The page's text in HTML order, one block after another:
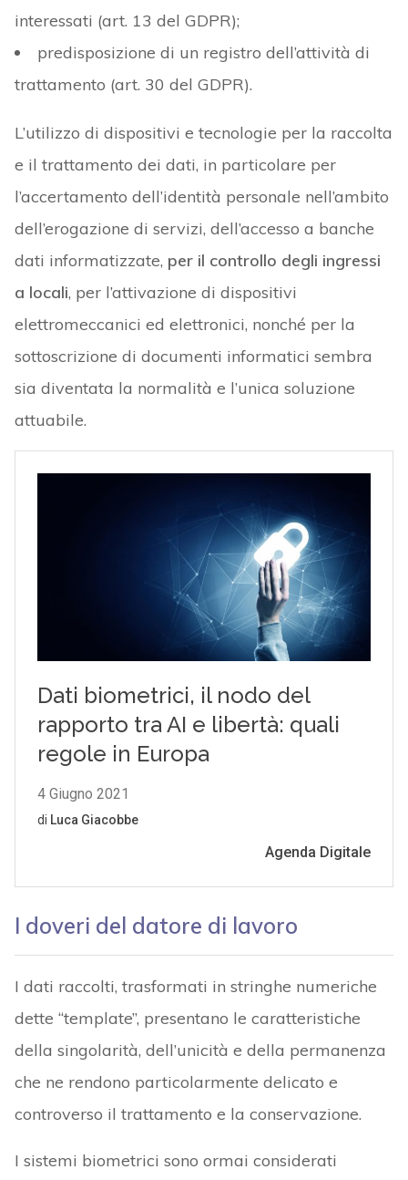
interessati (art. 13 del GDPR);
predisposizione di un registro dell’attività di
trattamento (art. 30 del GDPR).
L’utilizzo di dispositivi e tecnologie per la raccolta
e il trattamento dei dati, in particolare per
l’accertamento dell’identità personale nell’ambito
dell’erogazione di servizi, dell’accesso a banche
dati informatizzate, per il controllo degli ingressi
a locali, per l’attivazione di dispositivi
elettromeccanici ed elettronici, nonché per la
sottoscrizione di documenti informatici sembra
sia diventata la normalità e l’unica soluzione
attuabile.
I doveri del datore di lavoro
I dati raccolti, trasformati in stringhe numeriche
dette “template”, presentano le caratteristiche
della singolarità, dell’unicità e della permanenza
che ne rendono particolarmente delicato e
controverso il trattamento e la conservazione.
I sistemi biometrici sono ormai considerati